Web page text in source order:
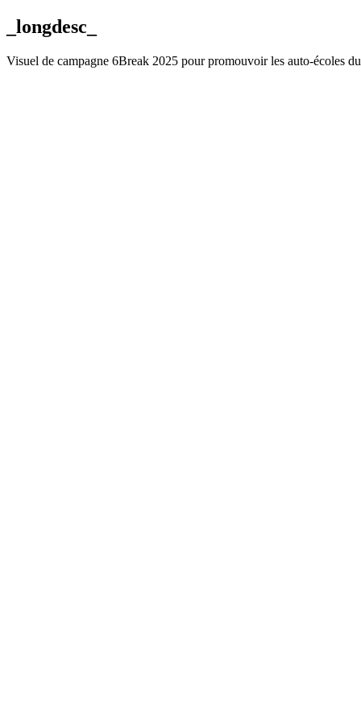
_longdesc_
Visuel de campagne 6Break 2025 pour promouvoir les auto-écoles